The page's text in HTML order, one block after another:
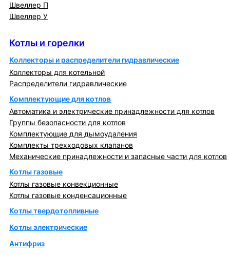
Швеллер П
Швеллер У
Котлы и горелки
Коллекторы и распределители гидравлические
Коллекторы для котельной
Распределители гидравлические
Комплектующие для котлов
Автоматика и электрические принадлежности для котлов
Группы безопасности для котлов
Комплектующие для дымоудаления
Комплекты трехходовых клапанов
Механические принадлежности и запасные части для котлов
Котлы газовые
Котлы газовые конвекционные
Котлы газовые конденсационные
Котлы твердотопливные
Котлы электрические
Антифриз